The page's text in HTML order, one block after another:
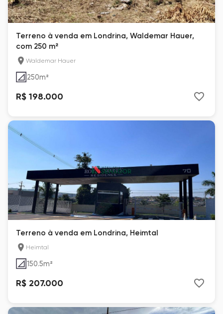
Terreno à venda em Londrina, Waldemar Hauer,
com 250 m²
Waldemar Hauer
250m²
R$ 198.000
Terreno à venda em Londrina, Heimtal
Heimtal
150.5m²
R$ 207.000